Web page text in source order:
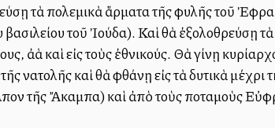
τὰ πολεμικὰ ἅρματα τῆς φυλῆς τοῦ
τοῦ Ἰούδα). Καὶ θὰ ἐξολοθρεύσῃ
ἀλλὰ καὶ εἰς τοὺς ἐθνικούς. Θὰ γίνῃ
Ἀνατολῆς καὶ θὰ φθάνῃ εἰς τὰ δυτικὰ
τῆς Ἄκαμπα) καὶ ἀπὸ τοὺς ποταμοὺς